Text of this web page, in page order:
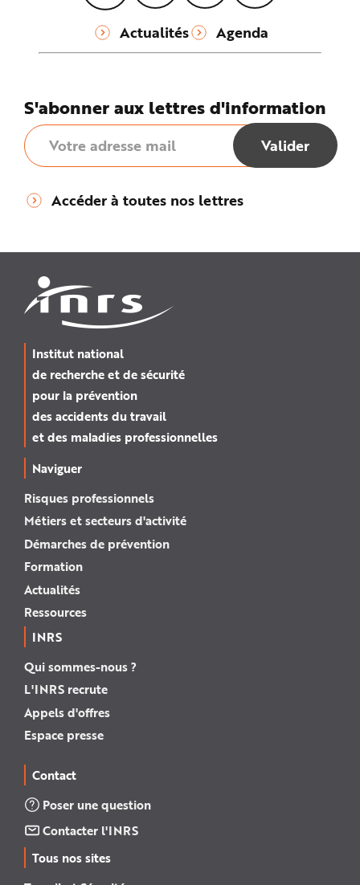
Actualités Agenda
S'abonner aux lettres d'information
Accéder à toutes nos lettres
Institut national
de recherche et de sécurité
pour la prévention
des accidents du travail
et des maladies professionnelles
Naviguer
Risques professionnels
Métiers et secteurs d'activité
Démarches de prévention
Formation
Actualités
Ressources
INRS
Qui sommes-nous ?
L'INRS recrute
Appels d'offres
Espace presse
Contact
Poser une question
Contacter l'INRS
Tous nos sites